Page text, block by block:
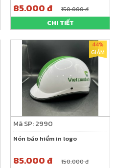
85.000 đ 150.000 đ
CHI TIẾT
44%
GIẢM
Mã SP: 2990
Nón bảo hiểm in logo
85.000 đ 150.000 đ